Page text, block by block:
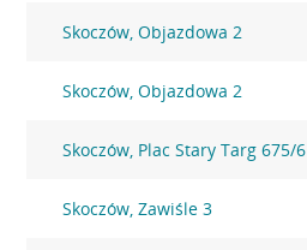
Skoczów, Objazdowa 2
Skoczów, Objazdowa 2
Skoczów, Plac Stary Targ 675/6
Skoczów, Zawiśle 3